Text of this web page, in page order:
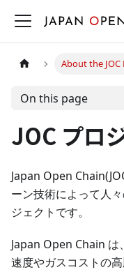
About the JOC
On this page
JOC プロ
Japan Open
ーン技術によって人
ジェクトです。
Japan Open Chain
速度やガスコストの